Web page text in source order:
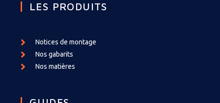
LES PRODUITS
Notices de montage
Nos gabarits
Nos matières